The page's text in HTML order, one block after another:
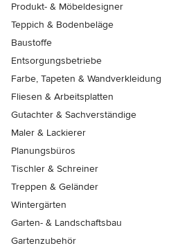
Produkt- & Möbeldesigner
Teppich & Bodenbeläge
Baustoffe
Entsorgungsbetriebe
Farbe, Tapeten & Wandverkleidung
Fliesen & Arbeitsplatten
Gutachter & Sachverständige
Maler & Lackierer
Planungsbüros
Tischler & Schreiner
Treppen & Geländer
Wintergärten
Garten- & Landschaftsbau
Gartenzubehör